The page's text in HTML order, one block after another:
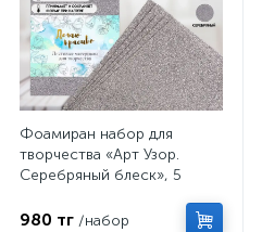
Фоамиран набор для
творчества «Арт Узор.
Серебряный блеск», 5
980 тг /набор